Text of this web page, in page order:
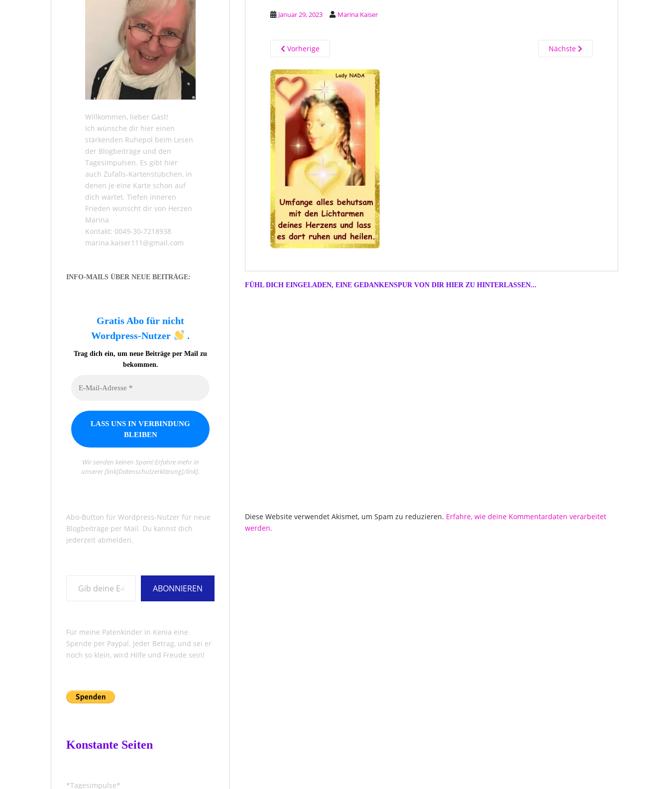
Januar 29, 2023 Marina Kaiser
Vorherige Nächste
FÜHL DICH EINGELADEN, EINE GEDANKENSPUR VON DIR HIER ZU HINTERLASSEN...
Diese Website verwendet Akismet, um Spam zu reduzieren. Erfahre, wie deine Kommentardaten verarbeitet
werden.
Willkommen, lieber Gast!
Ich wünsche dir hier einen
stärkenden Ruhepol beim Lesen
der Blogbeiträge und den
Tagesimpulsen. Es gibt hier
auch Zufalls-Kartenstübchen, in
denen je eine Karte schon auf
dich wartet. Tiefen inneren
Frieden wünscht dir von Herzen
Marina
Kontakt: 0049-30-7218938
marina.kaiser111@gmail.com
INFO-MAILS ÜBER NEUE BEITRÄGE:
Gratis Abo für nicht
Wordpress-Nutzer
.
Trag dich ein, um neue Beiträge per Mail zu
bekommen.
Wir senden keinen Spam! Erfahre mehr in
unserer [link]Datenschutzerklärung[/link].
Abo-Button für Wordpress-Nutzer für neue
Blogbeiträge per Mail. Du kannst dich
jederzeit abmelden.
ABONNIEREN
Für meine Patenkinder in Kenia eine
Spende per Paypal. Jeder Betrag, und sei er
noch so klein, wird Hilfe und Freude sein!
Konstante Seiten
*Tagesimpulse*